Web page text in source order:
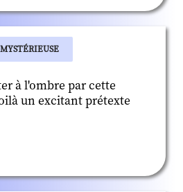
à l'ombre par cette
un excitant prétexte